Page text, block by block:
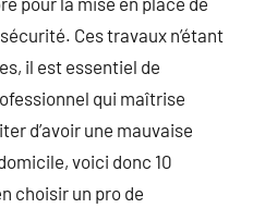
Ces travaux n’étant
il est essentiel de
qui maîtrise
d’avoir une mauvaise
voici donc 10
choisir un pro de